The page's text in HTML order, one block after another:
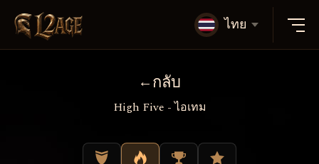
ไทย
กลับ
High Five - ไอเทม